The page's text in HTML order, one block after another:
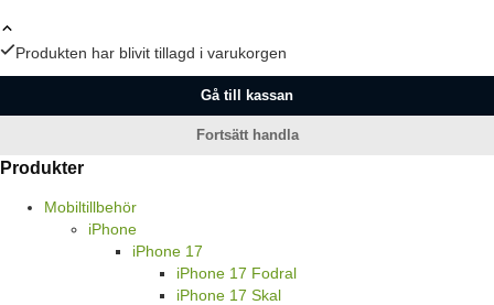
Produkten har blivit tillagd i varukorgen
Gå till kassan
Fortsätt handla
Produkter
Mobiltillbehör
iPhone
iPhone 17
iPhone 17 Fodral
iPhone 17 Skal